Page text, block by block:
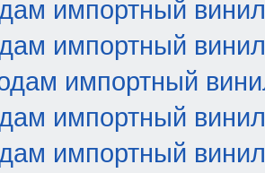
импортный винил
импортный винил
импортный
импортный винил
импортный винил